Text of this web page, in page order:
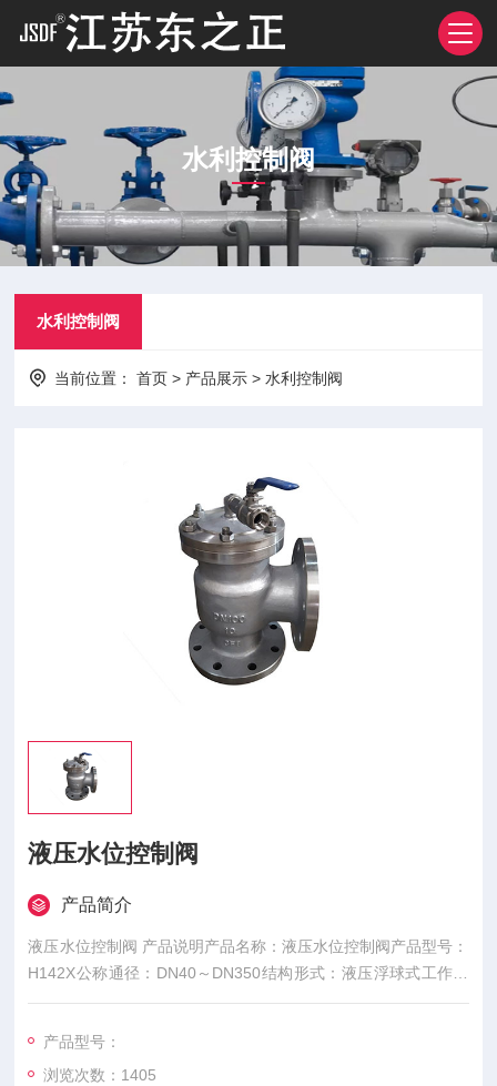
水利控制阀
水利控制阀
当前位置：首页 > 产品展示 >水利控制阀
液压水位控制阀
产品简介
液压水位控制阀 产品说明产品名称：液压水位控制阀产品型号：
H142X公称通径：DN40～DN350结构形式：液压浮球式工作压
力：1.0MPa～1.6MPa连接方
产品型号：
浏览次数： 1405